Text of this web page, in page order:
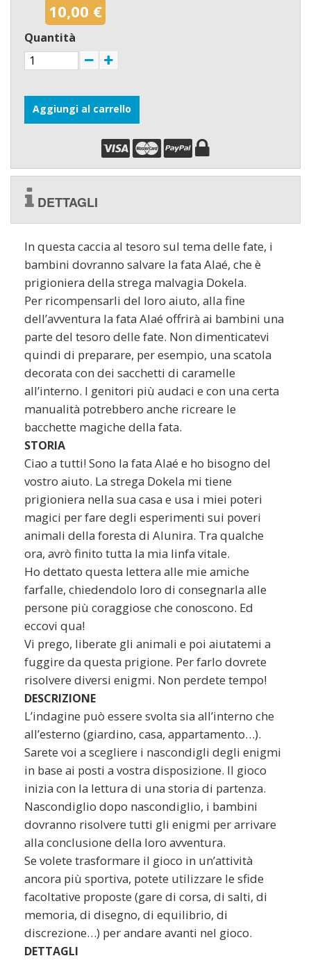
10,00 €
Quantità
Aggiungi al carrello
DETTAGLI
In questa caccia al tesoro sul tema delle fate, i
bambini dovranno salvare la fata Alaé, che è
prigioniera della strega malvagia Dokela.
Per ricompensarli del loro aiuto, alla fine
dell’avventura la fata Alaé offrirà ai bambini una
parte del tesoro delle fate. Non dimenticatevi
quindi di preparare, per esempio, una scatola
decorata con dei sacchetti di caramelle
all’interno. I genitori più audaci e con una certa
manualità potrebbero anche ricreare le
bacchette magiche della fata.
STORIA
Ciao a tutti! Sono la fata Alaé e ho bisogno del
vostro aiuto. La strega Dokela mi tiene
prigioniera nella sua casa e usa i miei poteri
magici per fare degli esperimenti sui poveri
animali della foresta di Alunira. Tra qualche
ora, avrò finito tutta la mia linfa vitale.
Ho dettato questa lettera alle mie amiche
farfalle, chiedendolo loro di consegnarla alle
persone più coraggiose che conoscono. Ed
eccovi qua!
Vi prego, liberate gli animali e poi aiutatemi a
fuggire da questa prigione. Per farlo dovrete
risolvere diversi enigmi. Non perdete tempo!
DESCRIZIONE
L’indagine può essere svolta sia all’interno che
all’esterno (giardino, casa, appartamento…).
Sarete voi a scegliere i nascondigli degli enigmi
in base ai posti a vostra disposizione. Il gioco
inizia con la lettura di una storia di partenza.
Nascondiglio dopo nascondiglio, i bambini
dovranno risolvere tutti gli enigmi per arrivare
alla conclusione della loro avventura.
Se volete trasformare il gioco in un’attività
ancora più sportiva, potete utilizzare le sfide
facoltative proposte (gare di corsa, di salti, di
memoria, di disegno, di equilibrio, di
discrezione…) per andare avanti nel gioco.
DETTAGLI